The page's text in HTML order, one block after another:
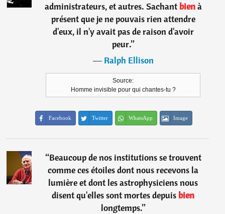
administrateurs, et autres. Sachantbienà
présent que je ne pouvais rien attendre
d'eux, il n'y avait pas de raison d'avoir
peur.”
―Ralph Ellison
Source:
Homme invisible pour qui chantes-tu ?
Facebook Twitter WhatsApp Image
“Beaucoup de nos institutions se trouvent
comme ces étoiles dont nous recevons la
lumière et dont les astrophysiciens nous
disent qu'elles sont mortes depuisbien
longtemps.”